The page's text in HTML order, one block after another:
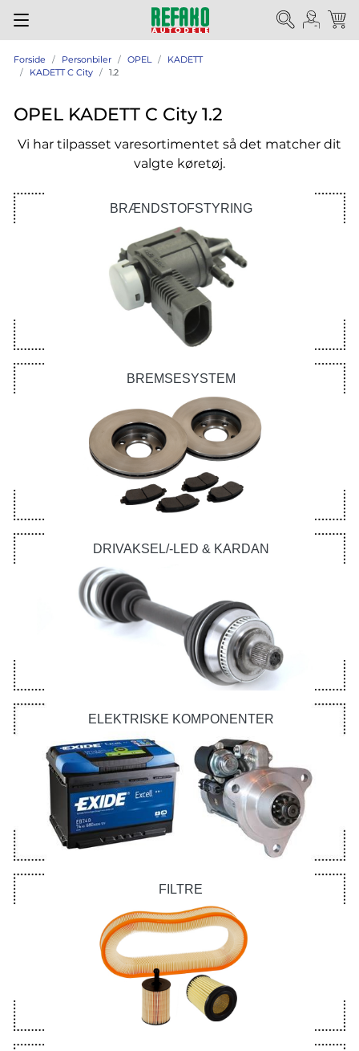
Forside Personbiler OPEL
KADETT
KADETT C City
1.2
OPEL KADETT C City 1.2
Vi har tilpasset varesortimentet så det matcher dit
valgte køretøj.
BRÆNDSTOFSTYRING
BREMSESYSTEM
DRIVAKSEL/-LED & KARDAN
ELEKTRISKE KOMPONENTER
FILTRE